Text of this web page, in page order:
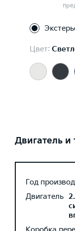
Цвет:
Двигатель и
Год
Двигатель